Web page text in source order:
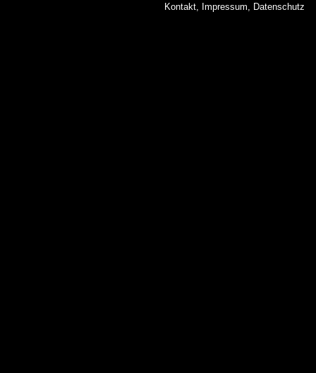
Kontakt, Impressum, Datenschutz